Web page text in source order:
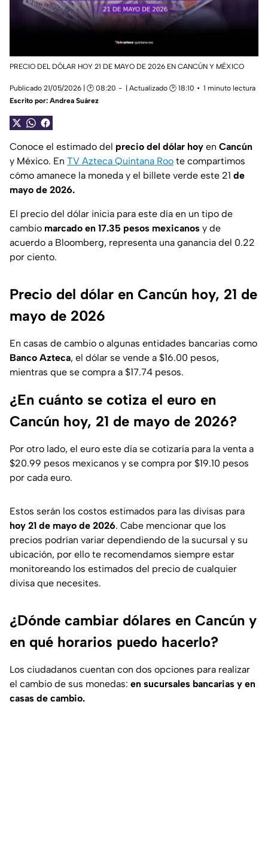
PRECIO DEL DÓLAR HOY 21 DE MAYO DE 2026 EN CANCÚN Y MÉXICO
Publicado 21/05/2026 | 🕑 08:20 | Actualizado 🕑 18:10
1 minuto lectura
Escrito por: Andrea Suárez
Conoce el estimado del precio del dólar hoy en Cancún
y México. En TV Azteca Quintana Roo te compartimos
cómo amanece la moneda y el billete verde este 21 de
mayo de 2026.
El precio del dólar inicia para este día en un tipo de
cambio marcado en 17.35 pesos mexicanos y de
acuerdo a Bloomberg, representa una ganancia del 0.22
por ciento.
Precio del dólar en Cancún hoy, 21 de
mayo de 2026
En casas de cambio o algunas entidades bancarias como
Banco Azteca, el dólar se vende a $16.00 pesos,
mientras que se compra a $17.74 pesos.
¿En cuánto se cotiza el euro en
Cancún hoy, 21 de mayo de 2026?
Por otro lado, el euro este día se cotizaría para la venta a
$20.99 pesos mexicanos y se compra por $19.10 pesos
por cada euro.
Estos serán los costos estimados para las divisas para
hoy 21 de mayo de 2026. Cabe mencionar que los
precios podrían variar dependiendo de la sucursal y su
ubicación, por ello te recomendamos siempre estar
monitoreando los estimados del precio de cualquier
divisa que necesites.
¿Dónde cambiar dólares en Cancún y
en qué horarios puedo hacerlo?
Los ciudadanos cuentan con dos opciones para realizar
el cambio de sus monedas: en sucursales bancarias y en
casas de cambio.